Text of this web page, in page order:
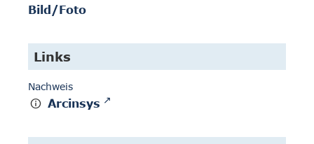
Bild/Foto
Links
Nachweis
Arcinsys